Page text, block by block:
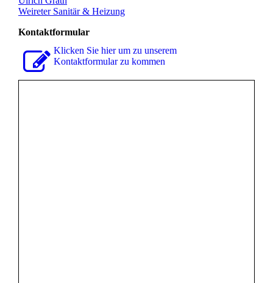
Weireter Sanitär & Heizung
Kontaktformular
Klicken Sie hier um zu unserem
Kon­takt­for­mu­lar zu kommen